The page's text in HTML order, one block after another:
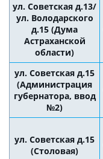
ул. Советская д.13/
ул. Володарского
д.15 (Дума
Астраханской
области)
ул. Советская д.15
(Администрация
губернатора, ввод
№2)
ул. Советская д.15
(Столовая)